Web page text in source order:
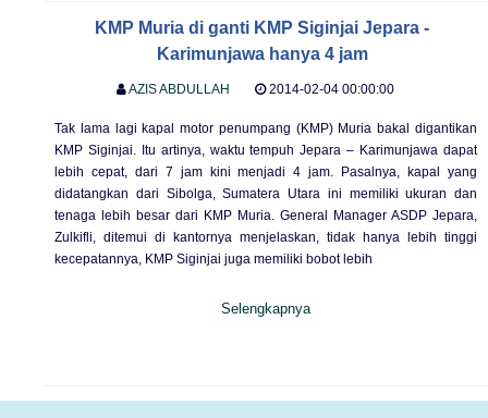
KMP Muria di ganti KMP Siginjai Jepara -
Karimunjawa hanya 4 jam
AZIS ABDULLAH 2014-02-04 00:00:00
Tak lama lagi kapal motor penumpang (KMP) Muria bakal digantikan
KMP Siginjai. Itu artinya, waktu tempuh Jepara – Karimunjawa dapat
lebih cepat, dari 7 jam kini menjadi 4 jam. Pasalnya, kapal yang
didatangkan dari Sibolga, Sumatera Utara ini memiliki ukuran dan
tenaga lebih besar dari KMP Muria. General Manager ASDP Jepara,
Zulkifli, ditemui di kantornya menjelaskan, tidak hanya lebih tinggi
kecepatannya, KMP Siginjai juga memiliki bobot lebih
Selengkapnya